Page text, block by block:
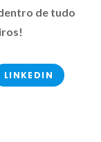
de tudo
LINKEDIN